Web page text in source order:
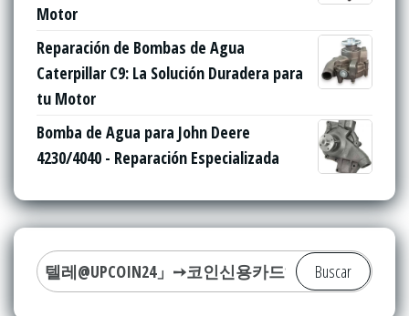
Motor
Reparación de Bombas de Agua
Caterpillar C9: La Solución Duradera para
tu Motor
Bomba de Agua para John Deere
4230/4040 - Reparación Especializada
Buscar: